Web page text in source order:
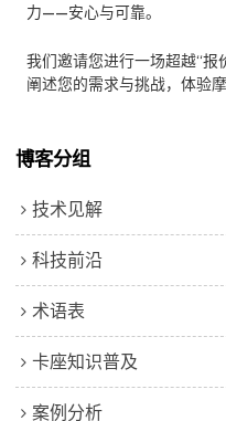
力——安心与可靠。
我们邀请您进行一场超越“报
阐述您的需求与挑战，体验
博客分组
技术见解
科技前沿
术语表
卡座知识普及
案例分析